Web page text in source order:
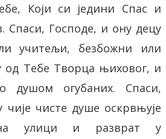
Који си једини Спас и
Спаси, Господе, и ону децу
учитељи, безбожни или
од Тебе Творца њиховог, и
душом огубаних. Спаси,
чије чисте душе оскрвњује
улици и разврат у